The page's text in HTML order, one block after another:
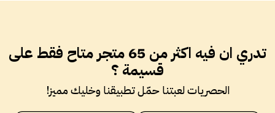
تدري ان فيه اكثر من 65 متجر متاح فقط على
قسيمة ؟
الحصريات لعبتنا حمّل تطبيقنا وخليك مميز!